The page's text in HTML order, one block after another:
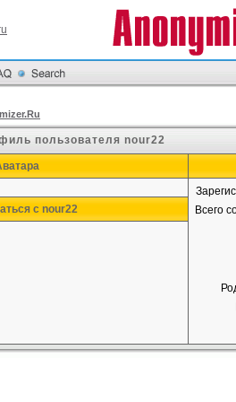
пользователя nour22
Всего
с nour22